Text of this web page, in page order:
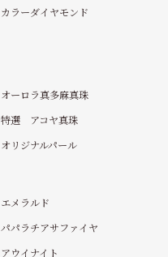
カラーダイヤモンド
オーロラ真多麻真珠
特選 アコヤ真珠
オリジナルパール
エメラルド
パパラチアサファイヤ
アウイナイト